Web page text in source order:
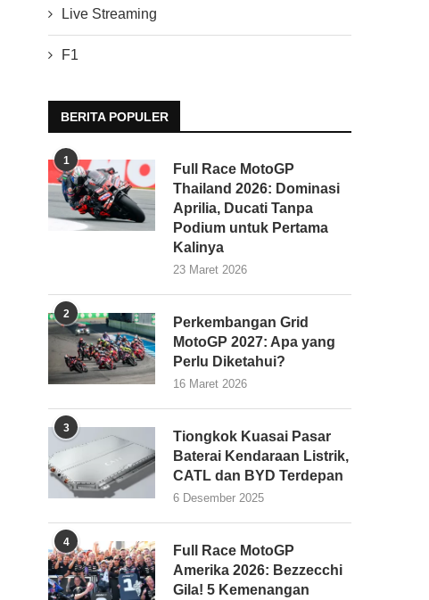
Live Streaming
F1
BERITA POPULER
1
Full Race MotoGP
Thailand 2026: Dominasi
Aprilia, Ducati Tanpa
Podium untuk Pertama
Kalinya
23 Maret 2026
2
Perkembangan Grid
MotoGP 2027: Apa yang
Perlu Diketahui?
16 Maret 2026
3
Tiongkok Kuasai Pasar
Baterai Kendaraan Listrik,
CATL dan BYD Terdepan
6 Desember 2025
4
Full Race MotoGP
Amerika 2026: Bezzecchi
Gila! 5 Kemenangan